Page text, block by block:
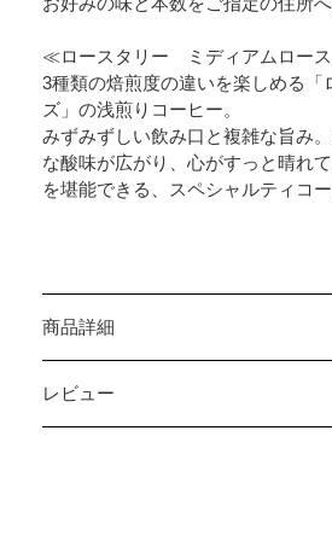
≪ロースタリー ミディアムロー
3種類の焙煎度の違いを楽しめる「
ズ」の浅煎りコーヒー。
みずみずしい飲み口と複雑な旨み
な酸味が広がり、心がすっと晴れ
を堪能できる、スペシャルティコー
商品詳細
レビュー